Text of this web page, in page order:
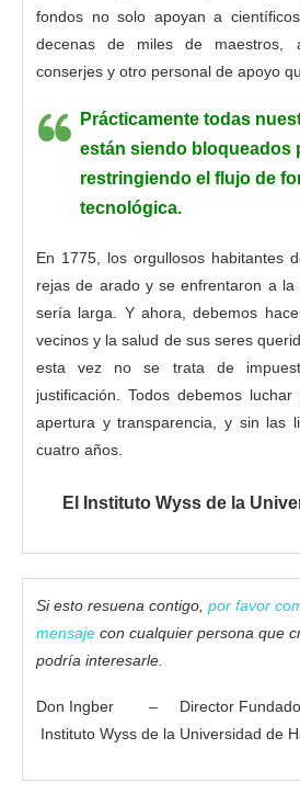
fondos no solo apoyan a
decenas de miles de maestros,
conserjes y otro personal de apoyo
Prácticamente todas
están siendo bloqueados
restringiendo el flujo de
tecnológica.
En 1775, los orgullosos habitantes
rejas de arado y se enfrentaron a
sería larga. Y ahora, debemos
vecinos y la salud de sus seres
esta vez no se trata de
justificación. Todos debemos
apertura y transparencia, y sin las
cuatro años.
El Instituto Wyss de la
Si esto resuena contigo, por favor
mensaje con cualquier persona que
podría interesarle.
Don Ingber – Director
Instituto Wyss de la Universidad de